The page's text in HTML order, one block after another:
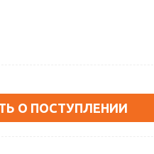
О ПОСТУПЛЕНИИ